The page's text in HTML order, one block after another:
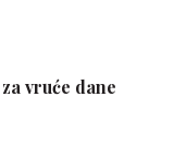
vruće dane